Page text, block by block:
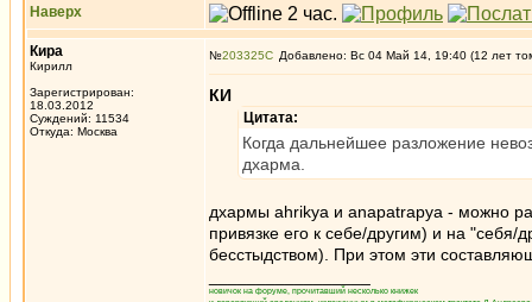
Наверх
Кира
Кирилл
Зарегистрирован:
18.03.2012
Суждений: 11534
Откуда: Москва
№203325 Добавлено: Вс 04 Май 14, 19:40 (12 лет
КИ
Цитата:
Когда дальнейшее разложение
дхарма.
дхармы ahrikya и anapatrapya - можно
привязке его к себе/другим) и на
бесстыдством). При этом эти
новичок на форуме, прочитавший несколько книжек